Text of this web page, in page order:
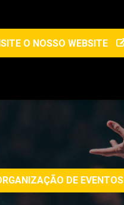
O NOSSO WEBSITE
DE EVENTOS